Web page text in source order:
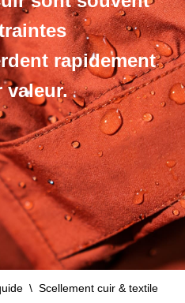
rapidement
valeur.
\ Scellement cuir & textile